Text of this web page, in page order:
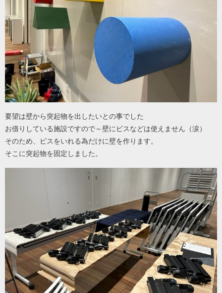
要望は壁から突起物を出したいとの事でした
お借りしている施設ですので～壁にビスなどは使えません（涙）
そのため、ビスをいれる為だけに壁を作ります。
そこに突起物を固定しました。